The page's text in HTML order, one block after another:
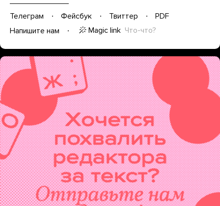
Телеграм Фейсбук Твиттер
PDF
Напишите нам
Magic link Что-что?